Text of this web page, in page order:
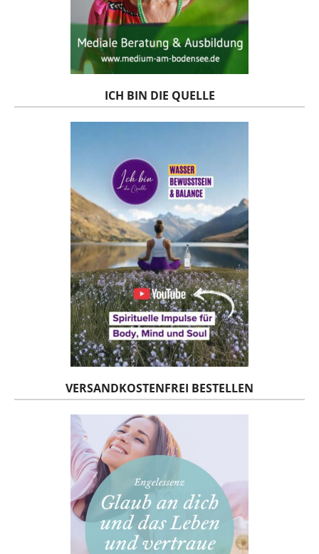
ICH BIN DIE QUELLE
VERSANDKOSTENFREI BESTELLEN